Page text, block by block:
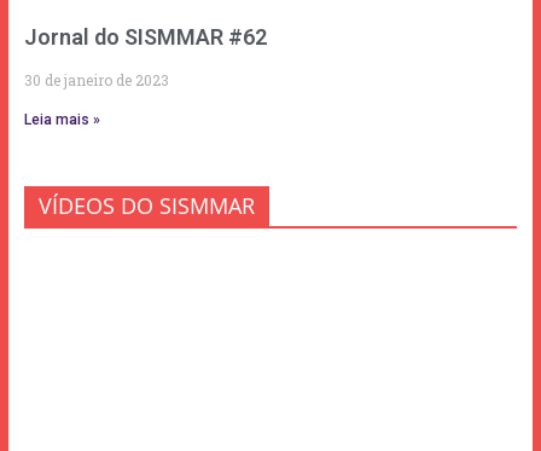
Jornal do SISMMAR #62
30 de janeiro de 2023
Leia mais »
VÍDEOS DO SISMMAR